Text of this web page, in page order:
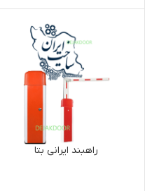
راهبند ایرانی بتا